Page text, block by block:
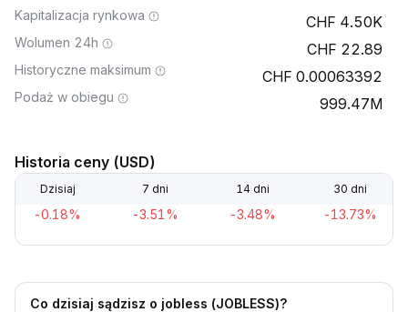
Kapitalizacja rynkowa 4.50K
Wolumen 24h 22.89
Historyczne maksimum 0.00063392
Podaż w obiegu 999.47M
Historia ceny (USD)
Dzisiaj 7 dni 14 dni 30 dni
-0.18% -3.51% -3.48% -13.73%
Co dzisiaj sądzisz o jobless (JOBLESS)?